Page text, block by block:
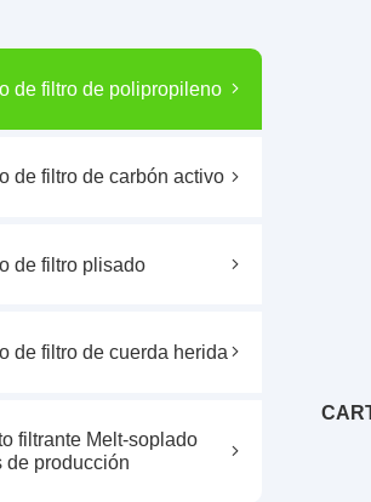
de filtro de polipropileno
de filtro de carbón activo
de filtro plisado
de filtro de cuerda herida
filtrante Melt-soplado
de producción